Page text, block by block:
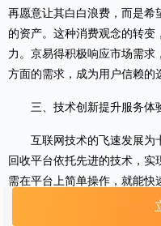
再愿意让其白白浪费，而是希
的资产。这种消费观念的转变
力。京易得积极响应市场需求
方面的需求，成为用户信赖的
三、技术创新提升服务体
互联网技术的飞速发展为
回收平台依托先进的技术，
需在平台上简单操作，就能快
同时，大数据技术的应用，
整回收价格，为用户提供更具